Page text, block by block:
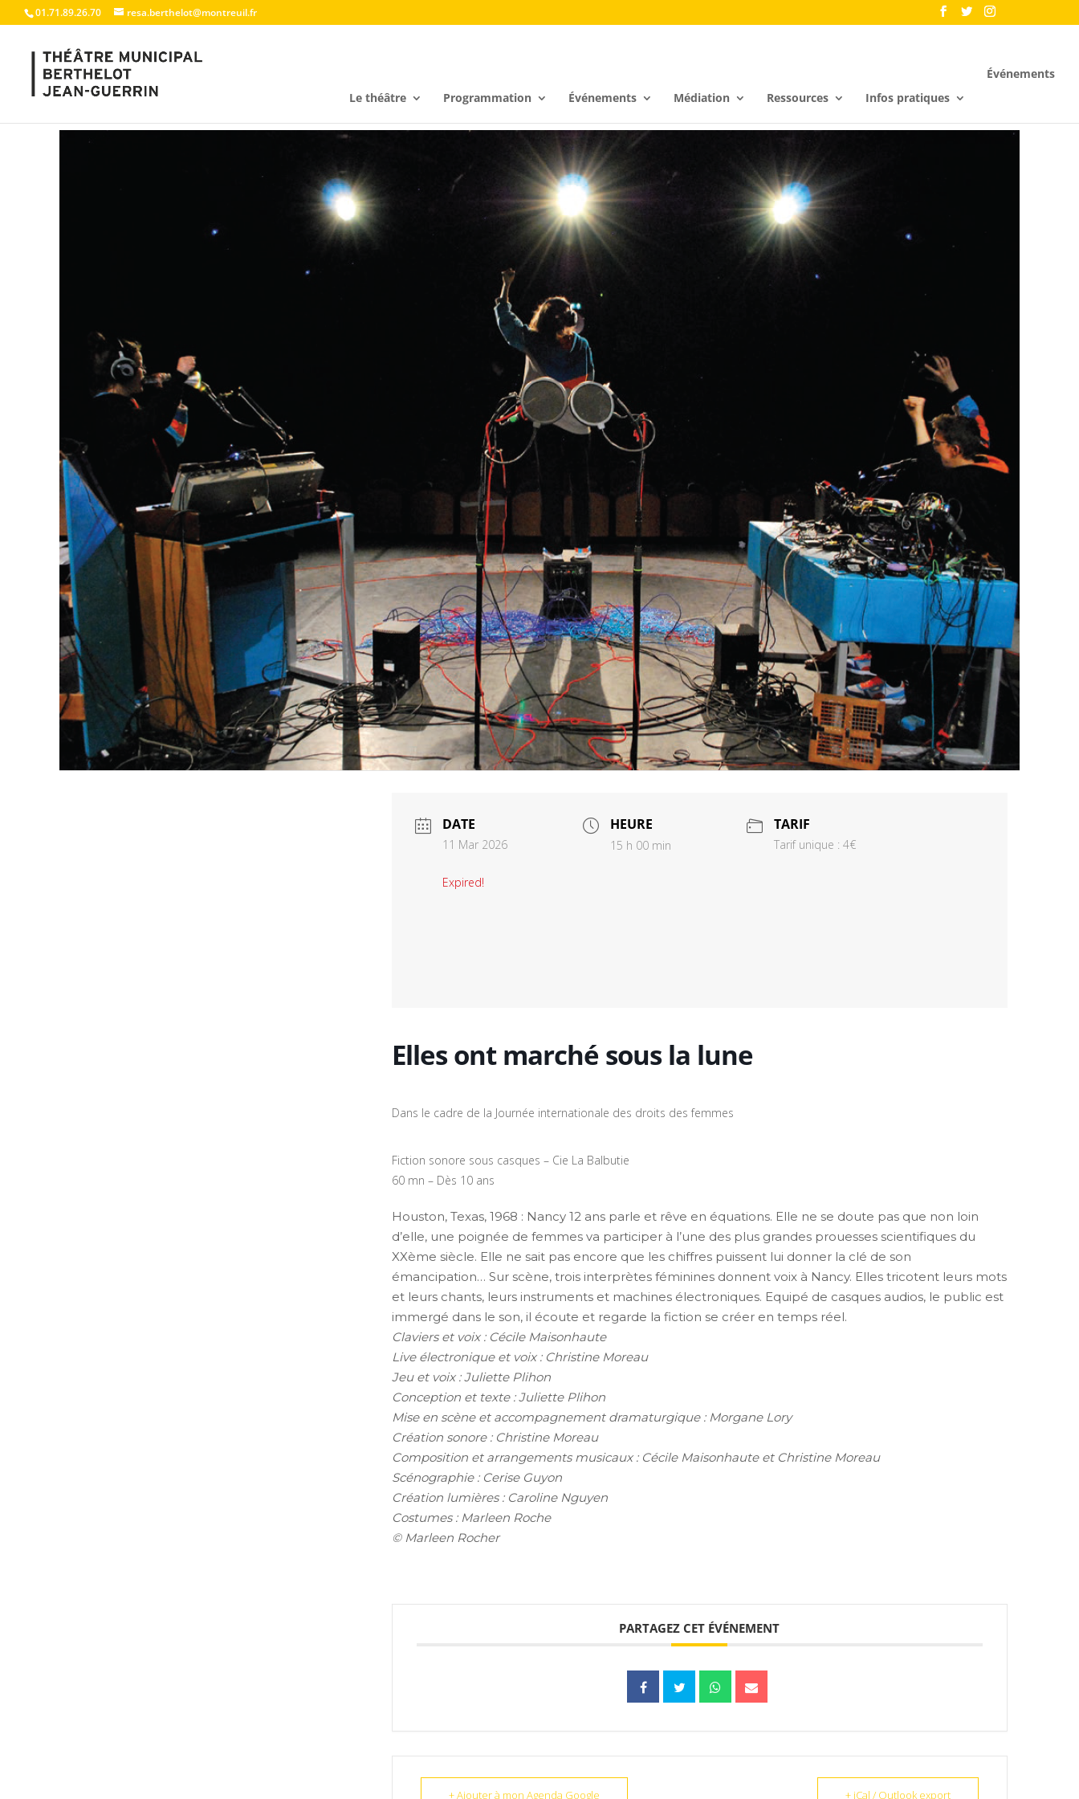
01.71.89.26.70 resa.berthelot@montreuil.fr
Le théâtre Programmation Événements Médiation Ressources Infos pratiques
Événements
DATE
11 Mar 2026
Expired!
HEURE
15 h 00 min
TARIF
Tarif unique : 4€
Elles ont marché sous la lune
Dans le cadre de la Journée internationale des droits des femmes
Fiction sonore sous casques – Cie La Balbutie
60 mn – Dès 10 ans
Houston, Texas, 1968 : Nancy 12 ans parle et rêve en équations. Elle ne se doute pas que non loin
d’elle, une poignée de femmes va participer à l’une des plus grandes prouesses scientifiques du
XXème siècle. Elle ne sait pas encore que les chiffres puissent lui donner la clé de son
émancipation… Sur scène, trois interprètes féminines donnent voix à Nancy. Elles tricotent leurs mots
et leurs chants, leurs instruments et machines électroniques. Equipé de casques audios, le public est
immergé dans le son, il écoute et regarde la fiction se créer en temps réel.
Claviers et voix : Cécile Maisonhaute
Live électronique et voix : Christine Moreau
Jeu et voix : Juliette Plihon
Conception et texte : Juliette Plihon
Mise en scène et accompagnement dramaturgique : Morgane Lory
Création sonore : Christine Moreau
Composition et arrangements musicaux : Cécile Maisonhaute et Christine Moreau
Scénographie : Cerise Guyon
Création lumières : Caroline Nguyen
Costumes : Marleen Roche
© Marleen Rocher
PARTAGEZ CET ÉVÉNEMENT
+ Ajouter à mon Agenda Google + iCal / Outlook export